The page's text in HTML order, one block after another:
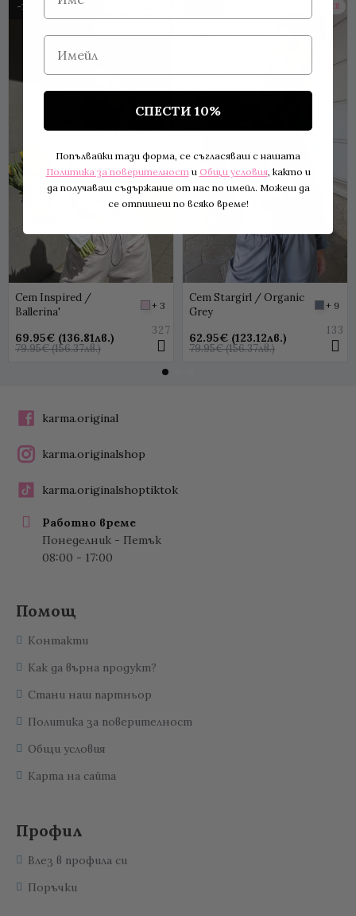
-13 %
Сет Inspired /
Ballerina'
+ 3
69.95€ (136.81лв.)
79.95€ (156.37лв.)
327
BESTSELLER
Сет Stargirl / Organic
Grey
+ 9
62.95€ (123.12лв.)
79.95€ (156.37лв.)
133
karma.original
karma.originalshop
karma.originalshoptiktok
Работно време
Понеделник - Петък
08:00 - 17:00
Помощ
Контакти
Как да върна продукт?
Стани наш партньор
Политика за поверителност
Общи условия
Карта на сайта
Профил
Влез в профила си
Поръчки
Имейл
СПЕСТИ 10%
Попълвайки тази форма, се съгласяваш с нашата
Политика за поверителности Общи условия, както и
да получаваш съдържание от нас по имейл. Можеш да
се отпишеш по всяко време!